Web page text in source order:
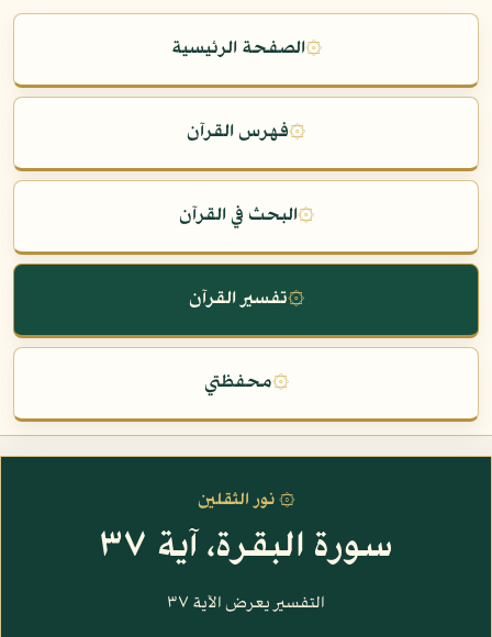
۞الصفحة الرئيسية
۞فهرس القرآن
۞البحث في القرآن
۞تفسير القرآن
۞محفظتي
۞ نور الثقلين
سورة البقرة، آية ٣٧
التفسير يعرض الآية ٣٧